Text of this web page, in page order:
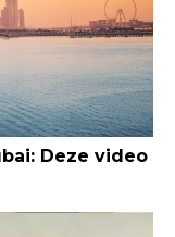
Deze video